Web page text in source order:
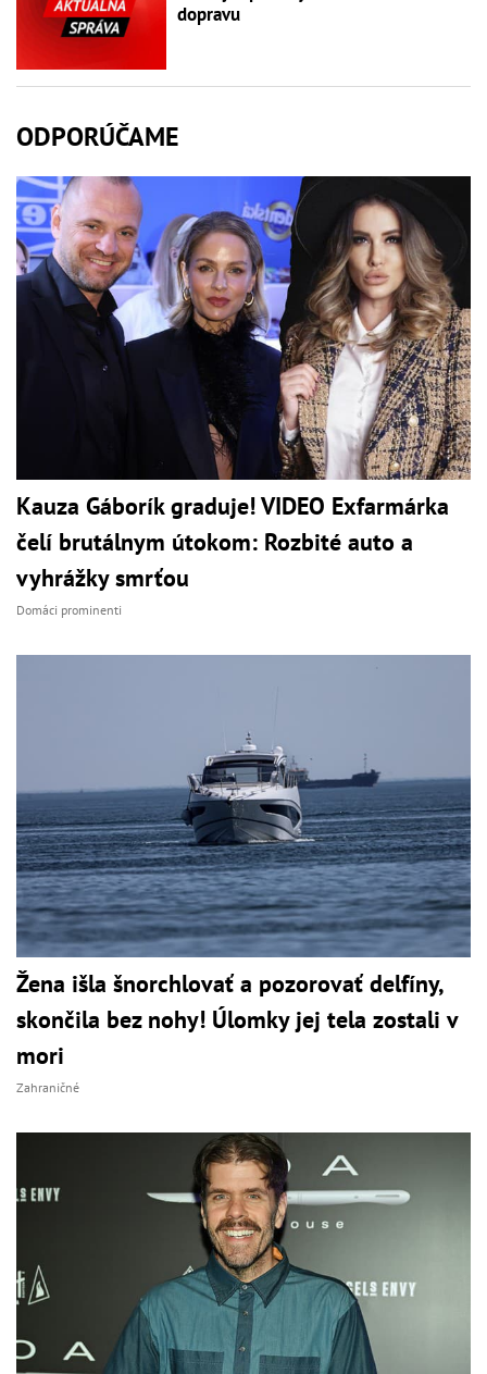
dopravu
ODPORÚČAME
Kauza Gáborík graduje! VIDEO Exfarmárka
čelí brutálnym útokom: Rozbité auto a
vyhrážky smrťou
Domáci prominenti
Žena išla šnorchlovať a pozorovať delfíny,
skončila bez nohy! Úlomky jej tela zostali v
mori
Zahraničné